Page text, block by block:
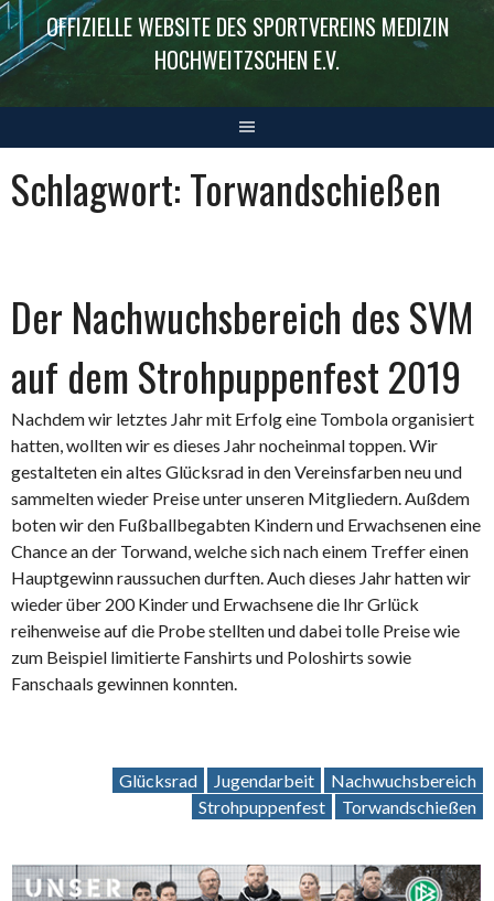
OFFIZIELLE WEBSITE DES SPORTVEREINS MEDIZIN
HOCHWEITZSCHEN E.V.
Schlagwort:Torwandschießen
Der Nachwuchsbereich des SVM
auf dem Strohpuppenfest 2019
Nachdem wir letztes Jahr mit Erfolg eine Tombola organisiert
hatten, wollten wir es dieses Jahr nocheinmal toppen. Wir
gestalteten ein altes Glücksrad in den Vereinsfarben neu und
sammelten wieder Preise unter unseren Mitgliedern. Außdem
boten wir den Fußballbegabten Kindern und Erwachsenen eine
Chance an der Torwand, welche sich nach einem Treffer einen
Hauptgewinn raussuchen durften. Auch dieses Jahr hatten wir
wieder über 200 Kinder und Erwachsene die Ihr Grlück
reihenweise auf die Probe stellten und dabei tolle Preise wie
zum Beispiel limitierte Fanshirts und Poloshirts sowie
Fanschaals gewinnen konnten.
Glücksrad Jugendarbeit
Nachwuchsbereich
Strohpuppenfest
Torwandschießen